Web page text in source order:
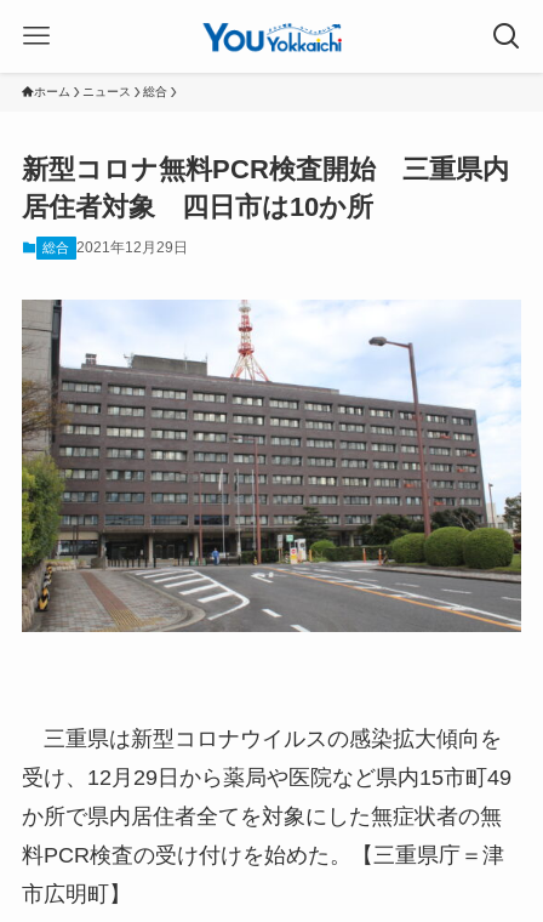
ホーム ニュース 総合
新型コロナ無料PCR検査開始 三重県内
居住者対象 四日市は10か所
総合 2021年12月29日
三重県は新型コロナウイルスの感染拡大傾向を
受け、12月29日から薬局や医院など県内15市町49
か所で県内居住者全てを対象にした無症状者の無
料PCR検査の受け付けを始めた。【三重県庁＝津
市広明町】